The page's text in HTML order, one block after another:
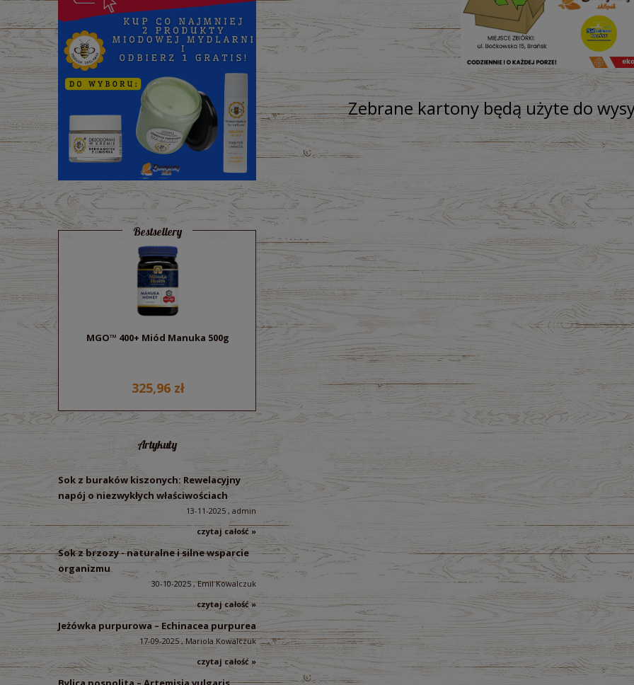
Bestsellery
MGO™ 400+ Miód Manuka 500g
325,96 zł
Sok z buraków kiszonych 300 ml -
ekologiczny Bio Food
5,71 zł
Pesto z Czosnku Niedźwiedziego
10,51 zł
Artykuły
Sok z buraków kiszonych: Rewelacyjny
napój o niezwykłych właściwościach
13-11-2025 , admin
czytaj całość »
Sok z brzozy - naturalne i silne wsparcie
organizmu
30-10-2025 , Emil Kowalczuk
czytaj całość »
Jeżówka purpurowa – Echinacea purpurea
17-09-2025 , Mariola Kowalczuk
czytaj całość »
Zebrane kartony będą użyte do